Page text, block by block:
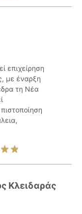
επιχείρηση
με έναρξη
τη Νέα
Κλειδαράς